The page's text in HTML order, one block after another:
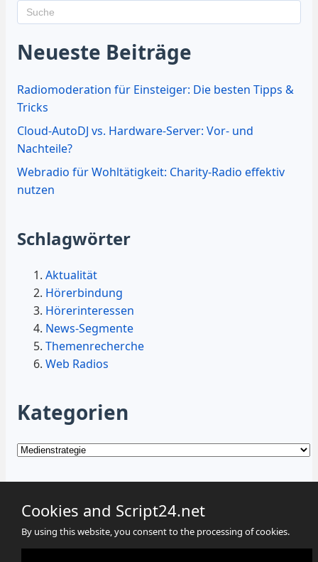
Neueste Beiträge
Radiomoderation für Einsteiger: Die besten Tipps &
Tricks
Cloud-AutoDJ vs. Hardware-Server: Vor- und
Nachteile?
Webradio für Wohltätigkeit: Charity-Radio effektiv
nutzen
Schlagwörter
Aktualität
Hörerbindung
Hörerinteressen
News-Segmente
Themenrecherche
Web Radios
Kategorien
Kategorien
Cookies Datenschutz Impressum
Cookies and Script24.net
By using this website, you consent to the processing of cookies.